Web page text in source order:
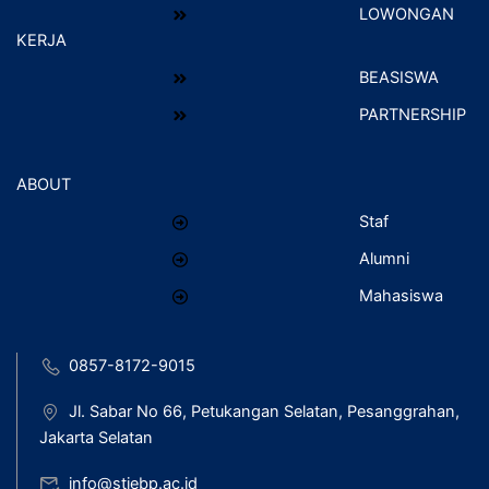
LOWONGAN
KERJA
BEASISWA
PARTNERSHIP
ABOUT
Staf
Alumni
Mahasiswa
0857-8172-9015
Jl. Sabar No 66, Petukangan Selatan, Pesanggrahan,
Jakarta Selatan
info@stiebp.ac.id